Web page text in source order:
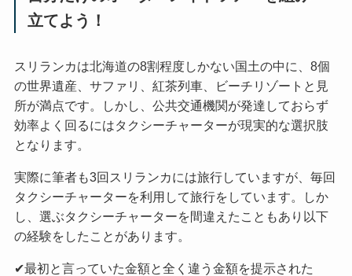
立てよう！
スリランカは北海道の8割程度しかない国土の中に、8個
の世界遺産、サファリ、紅茶列車、ビーチリゾートと見
所が満点です。しかし、公共交通機関が発達しておらず
効率よく回るにはタクシーチャーターが現実的な選択肢
となります。
実際に筆者も3回スリランカには旅行していますが、毎回
タクシーチャーターを利用して旅行をしています。しか
し、選ぶタクシーチャーターを間違えたこともあり以下
の経験をしたことがあります。
✔︎最初と言っていた金額と全く違う金額を提示された